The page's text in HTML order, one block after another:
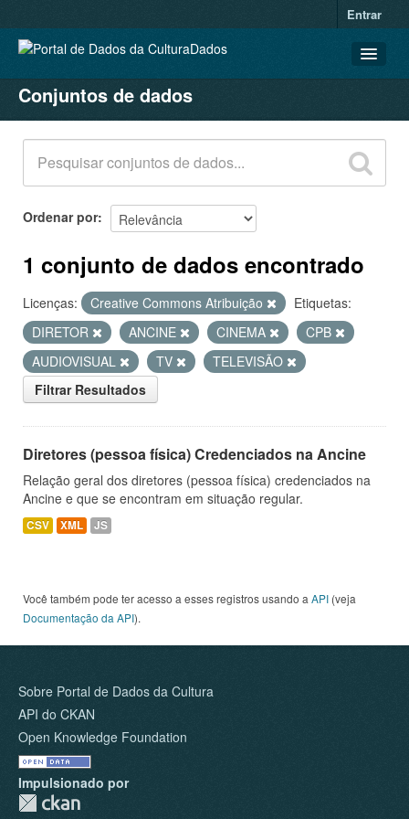
Entrar
CONJUNTOS DE DADOS
ORGANIZAÇÕES
GRUPOS
SOBRE
Conjuntos de dados
Ordenar por
1 conjunto de dados encontrado
Licenças: Creative Commons Atribuição
Etiquetas:
DIRETOR
ANCINE CINEMA
CPB
AUDIOVISUAL
TV
TELEVISÃO
Filtrar Resultados
Diretores (pessoa física) Credenciados na Ancine
Relação geral dos diretores (pessoa física) credenciados na
Ancine e que se encontram em situação regular.
CSV XML JS
Você também pode ter acesso a esses registros usando a API (veja
Documentação da API).
Sobre Portal de Dados da Cultura
API do CKAN
Open Knowledge Foundation
Impulsionado por